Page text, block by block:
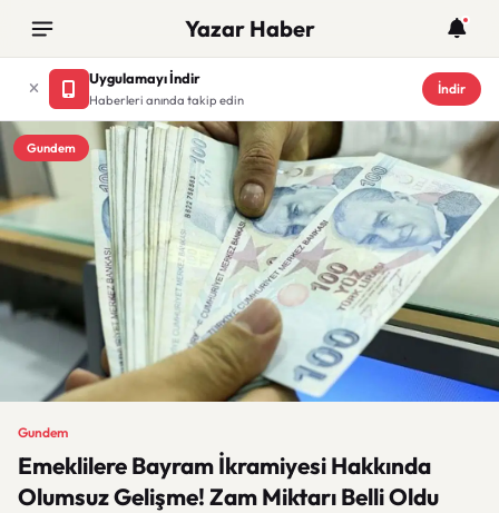
Yazar Haber
Uygulamayı İndir
Haberleri anında takip edin
İndir
Gundem
Gundem
Emeklilere Bayram İkramiyesi Hakkında
Olumsuz Gelişme! Zam Miktarı Belli Oldu